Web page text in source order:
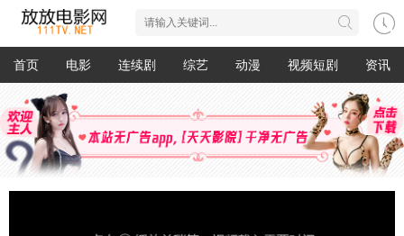
首页 电影 连续剧 综艺 动漫 视频短剧 资讯